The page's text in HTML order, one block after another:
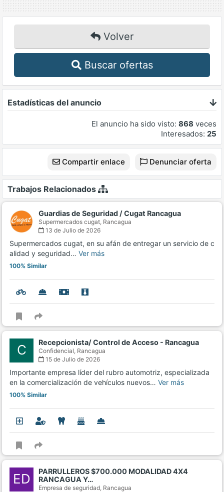
Volver
Buscar ofertas
Estadísticas del anuncio
El anuncio ha sido visto: 868 veces
Interesados: 25
Compartir enlace Denunciar oferta
Trabajos Relacionados
Guardias de Seguridad / Cugat Rancagua
Supermercados cugat, Rancagua
13 de Julio de 2026
Supermercados cugat, en su afán de entregar un servicio de c
alidad y seguridad… Ver más
100% Similar
C Recepcionista/ Control de Acceso - Rancagua
Confidencial, Rancagua
15 de Julio de 2026
Importante empresa líder del rubro automotriz, especializada
en la comercialización de vehículos nuevos… Ver más
100% Similar
ED
PARRULLEROS $700.000 MODALIDAD 4X4
RANCAGUA Y…
Empresa de seguridad, Rancagua